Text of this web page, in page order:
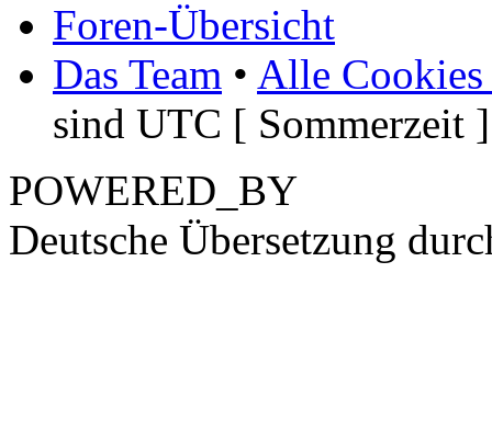
Foren-Übersicht
Das Team • Alle Cookies
sind UTC [ Sommerzeit ]
POWERED_BY
Deutsche Übersetzung